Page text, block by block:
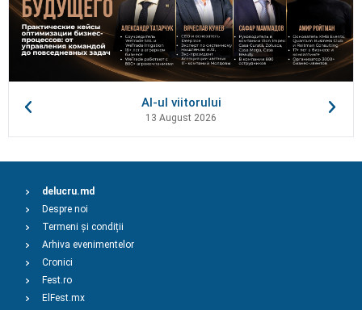
AI-ul viitorului
13 August 2026
delucru.md
Despre noi
Termeni și condiții
Arhiva evenimentelor
Cronici
Fest.ro
ElFest.mx